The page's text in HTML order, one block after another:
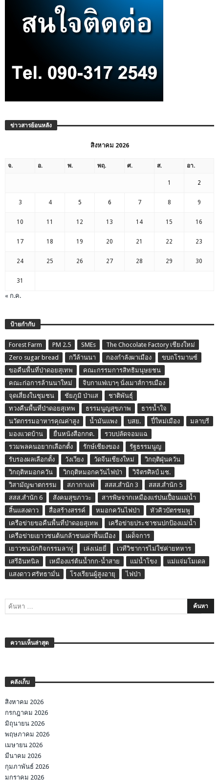
ข่าวสารย้อนหลัง
สิงหาคม 2026
จ. อ. พ. พฤ. ศ. ส. อา.
1 2
3 4 5 6 7 8 9
10 11 12 13 14 15 16
17 18 19 20 21 22 23
24 25 26 27 28 29 30
31
« ก.ค.
ป้ายกำกับ
Forest Farm PM 2.5 SMEs
The Chocolate Factory เชียงใหม่
Zero sugar bread
กวีล้านนา กองกำลังผาเมือง
ขบถโรมานซ์
ขอคืนพื้นที่ป่าดอยสุเทพ
คณะกรรมการสิทธิมนุษยชน
คณะก่อการล้านนาใหม่
จิบกาแฟเบาๆ นั่งเมาส์การเมือง
จุดเสี่ยงในชุมชน
ชัยภูมิ ป่าแส
ชาติพันธุ์
ทวงคืนพื้นที่ป่าดอยสุเทพ
ธรรมนูญสุขภาพ
ธารน้ำใจ
นวัตกรรมอาหารคุณค่าสูง
น้ำมันแพง บสย. ปี๋ใหม่เมือง
มลาบรี
มองแวดบ้าน
ยื่นหนังสือกกต.
รวบปลัดจอมแฉ
รวมพลคนอยากเลือกตั้ง
รักษ์เชียงของ
รัฐธรรมนูญ
รับรองผลเลือกตั้ง
วังเวียง วัดจีนเชียงใหม่
วิกฤติฝุ่นควัน
วิกฤติหมอกควัน
วิกฤติหมอกควันไฟป่า
วิจิตรศิลป์ มช.
วิสามัญฆาตกรรม
สภากาแฟ สสส.สำนัก 3
สสส.สำนัก 5
สสส.สำนัก 6
สังคมสุขภาวะ
สารพิษจากเหมืองแร่ปนเปื้อนแม่น้ำ
สิ้นแสงดาว
สื่อสร้างสรรค์ หมอกควันไฟป่า
หัวคิวบัตรชมพู
เครือข่ายขอคืนพื้นที่ป่าดอยสุเทพ
เครือข่ายประชาชนปกป้องแม่น้ำ
เครือข่ายเยาวชนต้นกล้าชนเผ่าพื้นเมือง
เผด็จการ
เยาวชนนักกิจกรรมลาหู่
เล่งเน่ยยี่
เวทีวิชาการไม่ใช่ค่ายทหาร
เสรีอินทนิล
เหมืองแร่ต้นน้ำกก-น้ำสาย แม่น้ำโขง
แม่แจ่มโมเดล
แสงดาว ศรัทธามั่น
โรงเรียนผู้สูงอายุ ไฟป่า
ความเห็นล่าสุด
คลังเก็บ
สิงหาคม 2026
กรกฎาคม 2026
มิถุนายน 2026
พฤษภาคม 2026
เมษายน 2026
มีนาคม 2026
กุมภาพันธ์ 2026
มกราคม 2026